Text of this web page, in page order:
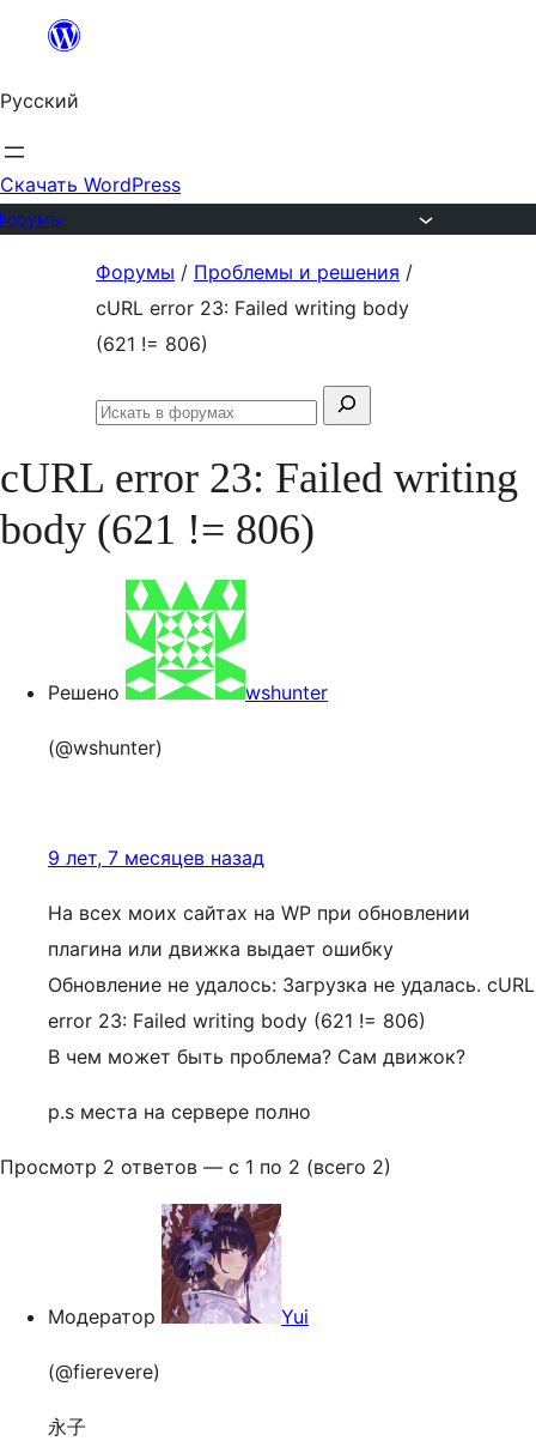
Перейти
содержимому
Русский
Скачать WordPress
содержимому
Форумы / Проблемы и решения /
cURL error 23: Failed writing body
(621 != 806)
Поиск:
Искать
форумах
cURL error 23: Failed writing
body (621 != 806)
Решено wshunter
(@wshunter)
9 лет, 7 месяцев назад
На всех моих сайтах на WP при обновлении
плагина или движка выдает ошибку
Обновление не удалось: Загрузка не удалась. cURL
error 23: Failed writing body (621 != 806)
В чем может быть проблема? Сам движок?
p.s места на сервере полно
Просмотр 2 ответов — с 1 по 2 (всего 2)
Модератор Yui
(@fierevere)
永子